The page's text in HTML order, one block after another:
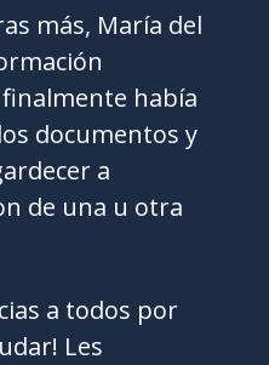
más, María del
había
documentos y
a
de una u otra
a todos por
Les